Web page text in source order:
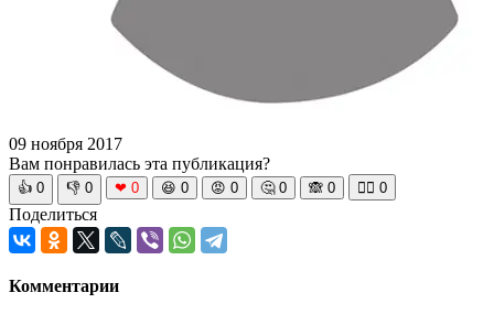
09 ноября 2017
Вам понравилась эта публикация?
👍 0 👎 0 ❤ 0 😆 0 😡 0 🤔 0 🙈 0 🧘‍♀️ 0
Поделиться
Комментарии